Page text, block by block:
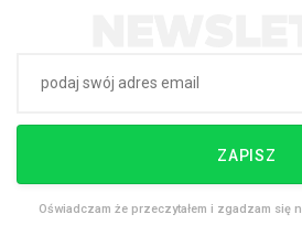
ZAPISZ
Oświadczam że przeczytałem i zgadzam się